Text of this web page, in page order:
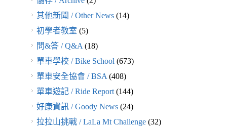
其他新聞 / Other News(14)
初學者教室 (5)
問&答 / Q&A(18)
單車學校 / Bike School(673)
單車安全協會 / BSA(408)
單車遊記 / Ride Report(144)
好康資訊 / Goody News(24)
拉拉山挑戰 / LaLa Mt Challenge(32)